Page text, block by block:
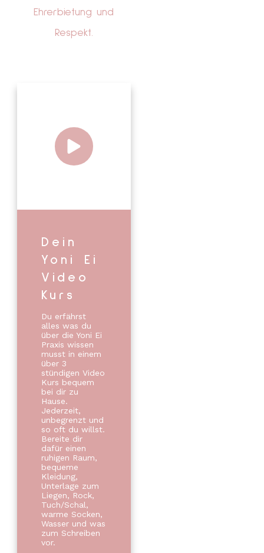
Ehrerbietung und
Respekt.
Dein
Yoni Ei
Video
Kurs
Du erfährst
alles was du
über die Yoni Ei
Praxis wissen
musst in einem
über 3
stündigen Video
Kurs bequem
bei dir zu
Hause.
Jederzeit,
unbegrenzt und
so oft du willst.
Bereite dir
dafür einen
ruhigen Raum,
bequeme
Kleidung,
Unterlage zum
Liegen, Rock,
Tuch/Schal,
warme Socken,
Wasser und was
zum Schreiben
vor.